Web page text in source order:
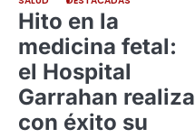
Hito en la
medicina fetal:
el Hospital
Garrahan realiza
con éxito su